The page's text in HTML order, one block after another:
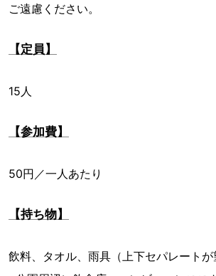
ご遠慮ください。
【定員】
15人
【参加費】
50円／一人あたり
【持ち物】
飲料、タオル、雨具（上下セパレート